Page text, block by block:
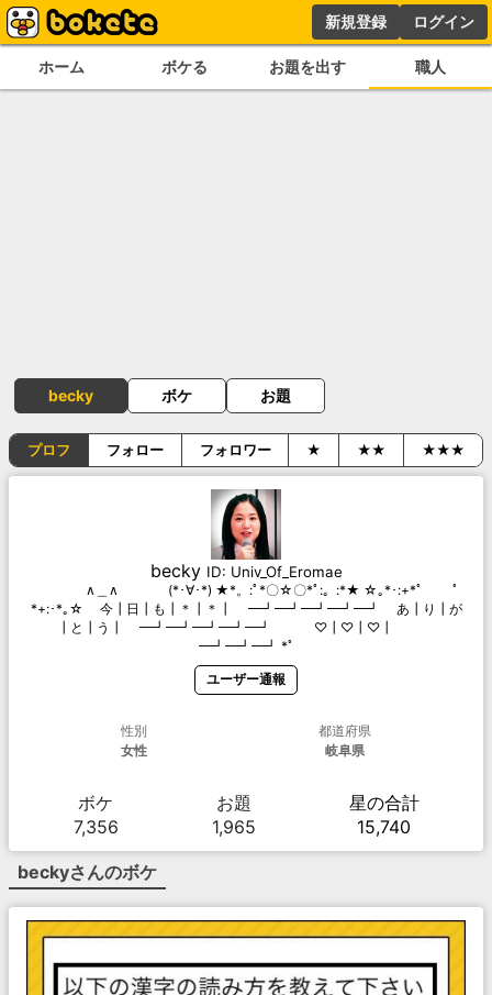
新規登録 ログイン
ホーム ボケる お題を出す 職人
becky ボケ お題
プロフ フォロー フォロワー ★ ★★ ★★★
becky ID: Univ_Of_Eromae
∧＿∧ (*･∀･*) ★*。:ﾟ*〇☆〇*ﾟ:。:*★ ☆｡*･:+*ﾟ ﾟ
*+:･*｡☆ 今┃日┃も┃＊┃＊┃ ━┛━┛━┛━┛━┛ あ┃り┃が
┃と┃う┃ ━┛━┛━┛━┛━┛ ♡┃♡┃♡┃
━┛━┛━┛ *ﾟ
ユーザー通報
性別
女性
都道府県
岐阜県
ボケ
7,356
お題
1,965
星の合計
15,740
beckyさんのボケ